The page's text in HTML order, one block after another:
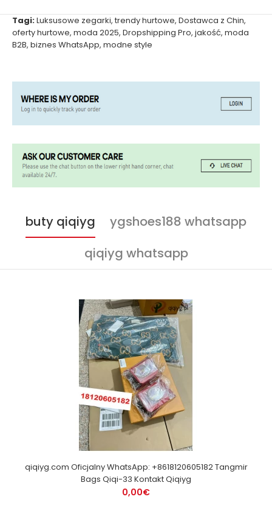
Tagi:Luksusowe zegarki, trendy hurtowe, Dostawca z Chin,
oferty hurtowe, moda 2025, Dropshipping Pro, jakość, moda
B2B, biznes WhatsApp, modne style
buty qiqiyg
ygshoes188 whatsapp
qiqiyg whatsapp
qiqiyg.com Oficjalny WhatsApp: +8618120605182 Tangmir
Bags Qiqi-33 Kontakt Qiqiyg
0,00€